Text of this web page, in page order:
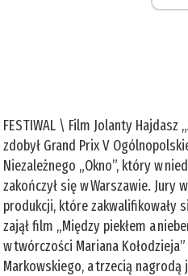
FESTIWAL \ Film Jolanty Hajdasz
zdobył Grand Prix V
Niezależnego „Okno”, który w
zakończył się w Warszawie. Jury
produkcji, które zakwalifikowały
zajął film „Między piekłem a
w twórczości Mariana
Markowskiego, a trzecią